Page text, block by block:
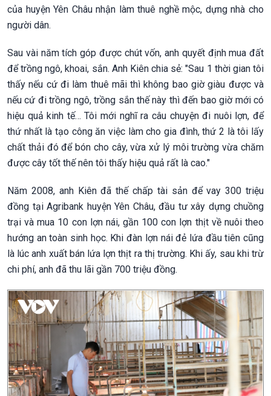
của huyện Yên Châu nhận làm thuê nghề mộc, dựng nhà cho
người dân.
Sau vài năm tích góp được chút vốn, anh quyết định mua đất
để trồng ngô, khoai, sắn. Anh Kiên chia sẻ: "Sau 1 thời gian tôi
thấy nếu cứ đi làm thuê mãi thì không bao giờ giàu được và
nếu cứ đi trồng ngô, trồng sắn thế này thì đến bao giờ mới có
hiệu quả kinh tế… Tôi mới nghĩ ra câu chuyện đi nuôi lợn, để
thứ nhất là tạo công ăn việc làm cho gia đình, thứ 2 là tôi lấy
chất thải đó để bón cho cây, vừa xử lý môi trường vừa chăm
được cây tốt thế nên tôi thấy hiệu quả rất là cao."
Năm 2008, anh Kiên đã thế chấp tài sản để vay 300 triệu
đồng tại Agribank huyện Yên Châu, đầu tư xây dựng chuồng
trại và mua 10 con lợn nái, gần 100 con lợn thịt về nuôi theo
hướng an toàn sinh học. Khi đàn lợn nái đẻ lứa đầu tiên cũng
là lúc anh xuất bán lứa lợn thịt ra thị trường. Khi ấy, sau khi trừ
chi phí, anh đã thu lãi gần 700 triệu đồng.